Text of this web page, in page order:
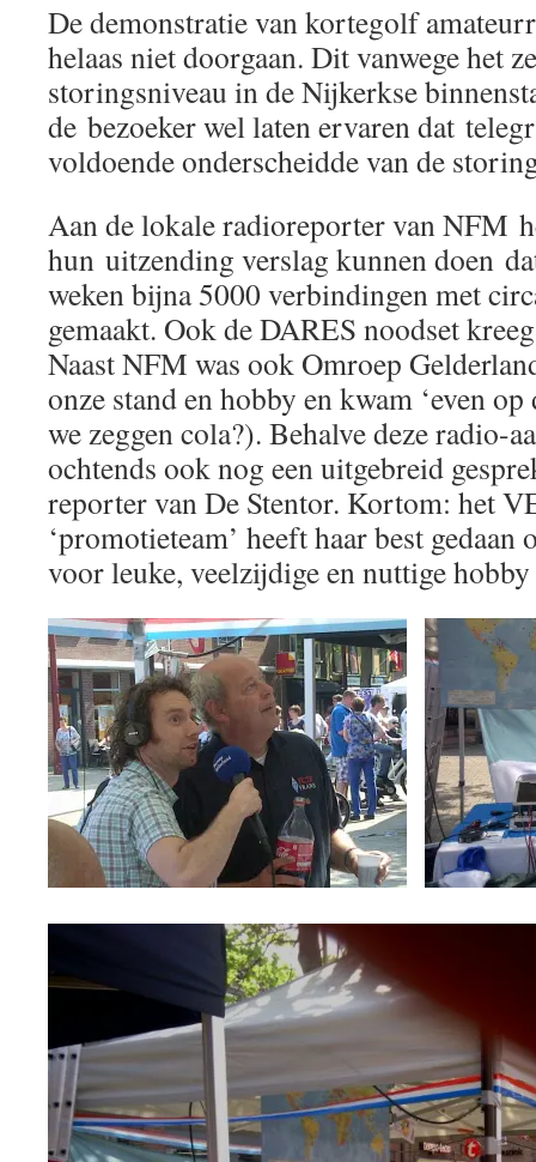
De demonstratie van kortegolf
helaas niet doorgaan. Dit vanwege het
storingsniveau in de Nijkerkse
de bezoeker wel laten ervaren dat
voldoende onderscheidde van de
Aan de lokale radioreporter van NFM
hun uitzending verslag kunnen doen
weken bijna 5000 verbindingen met
gemaakt. Ook de DARES noodset
Naast NFM was ook Omroep
onze stand en hobby en kwam ‘even
we zeggen cola?). Behalve deze radio-
ochtends ook nog een uitgebreid
reporter van De Stentor. Kortom: het
‘promotieteam’ heeft haar best gedaan
voor leuke, veelzijdige en nuttige hobby